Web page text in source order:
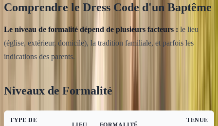
Comprendre le Dress Code d'un Baptême
Le niveau de formalité dépend de plusieurs facteurs : le lieu
(église, extérieur, domicile), la tradition familiale, et parfois les
indications des parents.
Niveaux de Formalité
TYPE DE
TENUE